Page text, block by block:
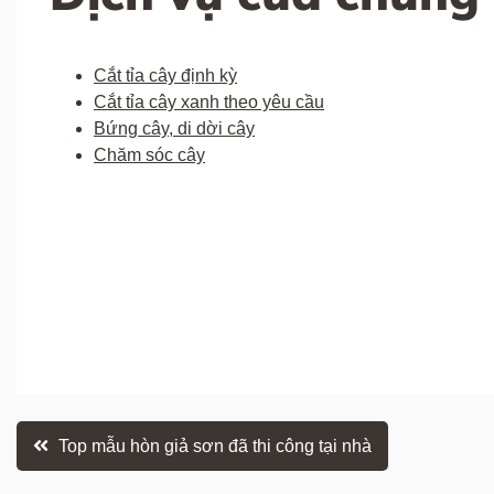
Cắt tỉa cây định kỳ
Cắt tỉa cây xanh theo yêu cầu
Bứng cây, di dời cây
Chăm sóc cây
Điều
Top mẫu hòn giả sơn đã thi công tại nhà